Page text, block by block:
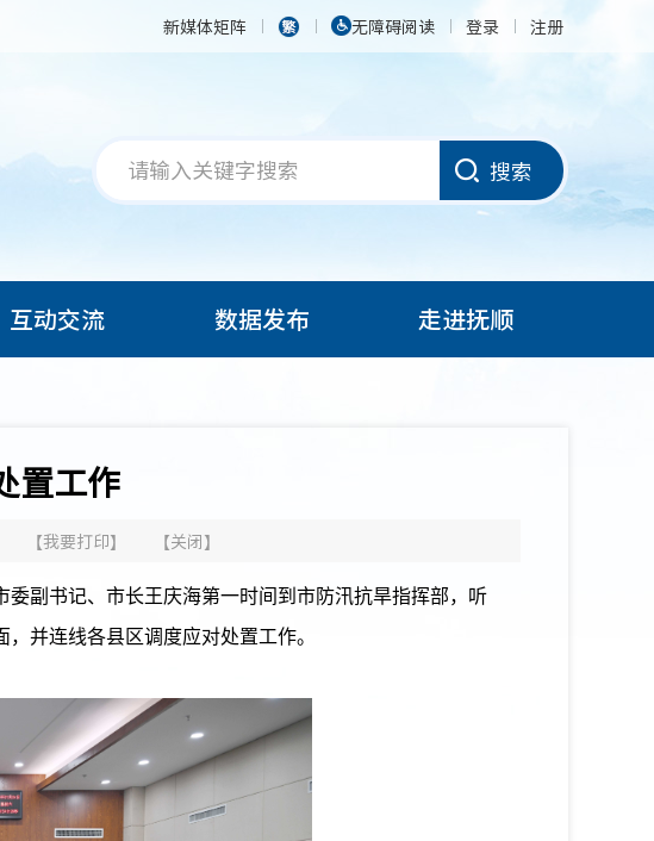
新媒体矩阵 无障碍阅读 登录 注册
搜索
互动交流 数据发布 走进抚顺
置工作
【我要打印】 【关闭】
副书记、市长王庆海第一时间到市防汛抗旱指挥部，听
并连线各县区调度应对处置工作。